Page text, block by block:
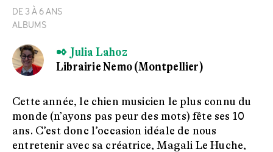
DE 3 À 6 ANS
ALBUMS
✒ Julia Lahoz
Librairie Nemo (Montpellier)
Cette année, le chien musicien le plus connu du
monde (n’ayons pas peur des mots) fête ses 10
ans. C’est donc l’occasion idéale de nous
entretenir avec sa créatrice, Magali Le Huche,